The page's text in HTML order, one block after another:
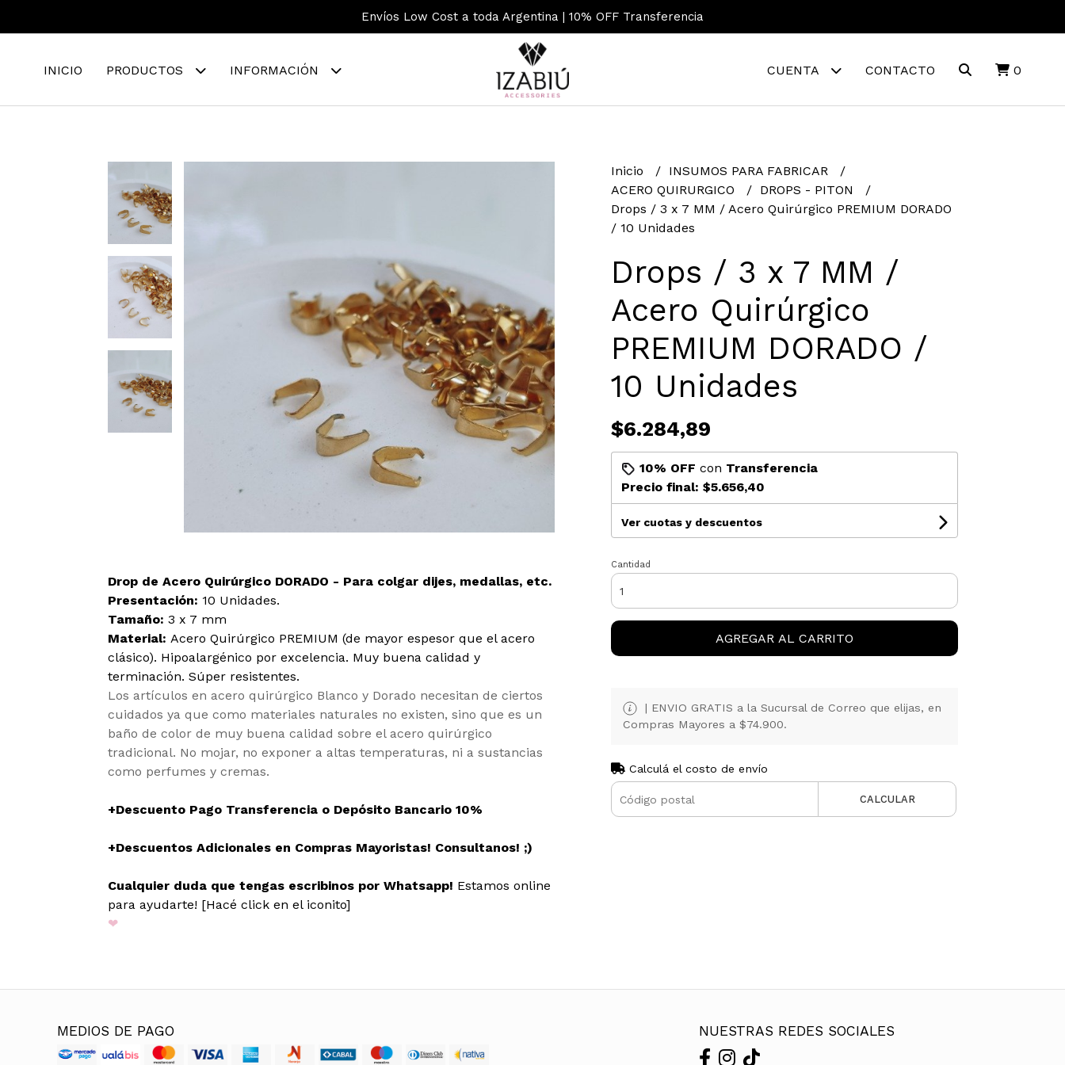
Envíos Low Cost a toda Argentina | 10% OFF Transferencia
INICIO PRODUCTOS INFORMACIÓN CUENTA CONTACTO 0
Drop de Acero Quirúrgico DORADO - Para colgar dijes, medallas, etc.
Presentación: 10 Unidades.
Tamaño: 3 x 7 mm
Material: Acero Quirúrgico PREMIUM (de mayor espesor que el acero
clásico). Hipoalargénico por excelencia. Muy buena calidad y
terminación. Súper resistentes.
Los artículos en acero quirúrgico Blanco y Dorado necesitan de ciertos
cuidados ya que como materiales naturales no existen, sino que es un
baño de color de muy buena calidad sobre el acero quirúrgico
tradicional. No mojar, no exponer a altas temperaturas, ni a sustancias
como perfumes y cremas.
+Descuento Pago Transferencia o Depósito Bancario 10%
+Descuentos Adicionales en Compras Mayoristas! Consultanos! ;)
Cualquier duda que tengas escribinos por Whatsapp! Estamos online
para ayudarte! [Hacé click en el iconito]
❤
Inicio
INSUMOS PARA FABRICAR
ACERO QUIRURGICO
DROPS - PITON
Drops / 3 x 7 MM / Acero Quirúrgico PREMIUM DORADO
/ 10 Unidades
Drops / 3 x 7 MM /
Acero Quirúrgico
PREMIUM DORADO /
10 Unidades
$6.284,89
10% OFF con Transferencia
Precio final: $5.656,40
Ver cuotas y descuentos
Cantidad
AGREGAR AL CARRITO
| ENVIO GRATIS a la Sucursal de Correo que elijas, en
Compras Mayores a $74.900.
Calculá el costo de envío
CALCULAR
MEDIOS DE PAGO NUESTRAS REDES SOCIALES